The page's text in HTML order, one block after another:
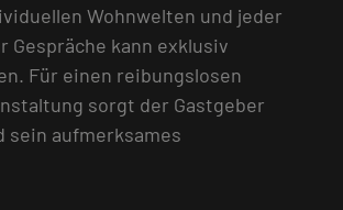
Wohnwelten und jeder
Gespräche kann exklusiv
Für einen reibungslosen
sorgt der Gastgeber
sein aufmerksames